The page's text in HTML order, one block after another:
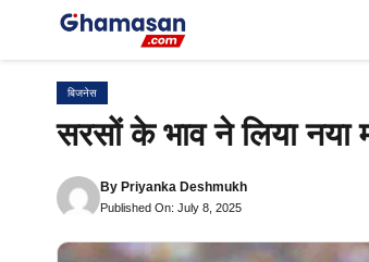
बिजनेस
सरसों के भाव ने लिया
By Priyanka Deshmukh
Published On: July 8, 2025